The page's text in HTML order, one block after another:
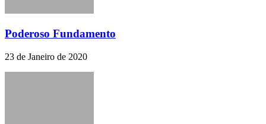
Poderoso Fundamento
23 de Janeiro de 2020